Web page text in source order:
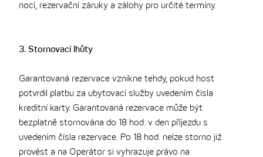
nocí, rezervační záruky a zálohy pro určité termíny.
3. Stornovací lhůty
Garantovaná rezervace vznikne tehdy, pokud host
potvrdil platbu za ubytovací služby uvedením čísla
kreditní karty. Garantovaná rezervace může být
bezplatně stornována do 18 hod. v den příjezdu s
uvedením čísla rezervace. Po 18 hod. nelze storno již
provést a na Operátor si vyhrazuje právo na